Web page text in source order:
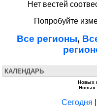
Нет вестей
Попробуйте
Все регионы,
КАЛЕНДАРЬ
Новых
Новых
Сегодня